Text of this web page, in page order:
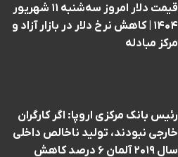
قیمت دلار امروز سه‌شنبه ۱۱ شهریور
۱۴۰۴ | کاهش نرخ دلار در بازار آزاد و
مرکز مبادله
رئیس بانک مرکزی اروپا: اگر کارگران
خارجی نبودند، تولید ناخالص داخلی
سال ۲۰۱۹ آلمان ۶ درصد کاهش